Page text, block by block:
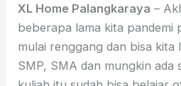
XL Home Palangkaraya –
beberapa lama kita pandemi
mulai renggang dan bisa kita
SMP, SMA dan mungkin ada